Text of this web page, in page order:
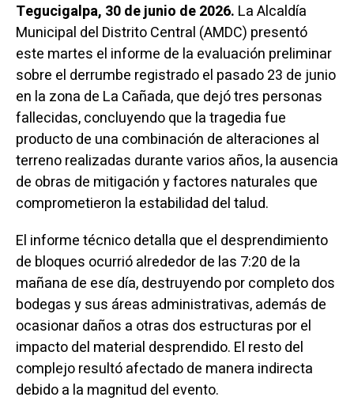
Tegucigalpa, 30 de junio de 2026. La Alcaldía
Municipal del Distrito Central (AMDC) presentó
este martes el informe de la evaluación preliminar
sobre el derrumbe registrado el pasado 23 de junio
en la zona de La Cañada, que dejó tres personas
fallecidas, concluyendo que la tragedia fue
producto de una combinación de alteraciones al
terreno realizadas durante varios años, la ausencia
de obras de mitigación y factores naturales que
comprometieron la estabilidad del talud.
El informe técnico detalla que el desprendimiento
de bloques ocurrió alrededor de las 7:20 de la
mañana de ese día, destruyendo por completo dos
bodegas y sus áreas administrativas, además de
ocasionar daños a otras dos estructuras por el
impacto del material desprendido. El resto del
complejo resultó afectado de manera indirecta
debido a la magnitud del evento.